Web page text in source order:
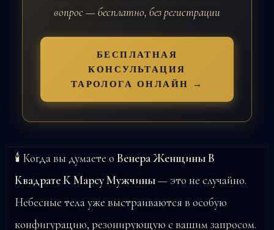
вопрос — бесплатно, без регистрации
БЕСПЛАТНАЯ
КОНСУЛЬТАЦИЯ
ТАРОЛОГА ОНЛАЙН →
🕯️ Когда вы думаете о Венера Женщины В
Квадрате К Марсу Мужчины— это не случайно.
Небесные тела уже выстраиваются в особую
конфигурацию, резонирующую с вашим запросом.